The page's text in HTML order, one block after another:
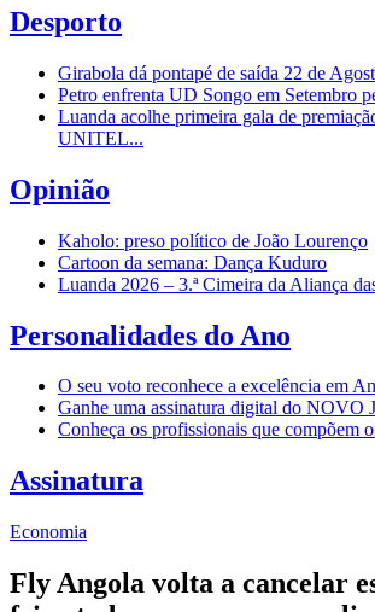
Desporto
Girabola dá pontapé de saída 22 de
Petro enfrenta UD Songo em Setembro
Luanda acolhe primeira gala de
UNITEL...
Opinião
Kaholo: preso político de João Lourenço
Cartoon da semana: Dança Kuduro
Luanda 2026 – 3.ª Cimeira da Aliança
Personalidades do Ano
O seu voto reconhece a excelência em
Ganhe uma assinatura digital do NOVO
Conheça os profissionais que compõem
Assinatura
Economia
Fly Angola volta a cancelar